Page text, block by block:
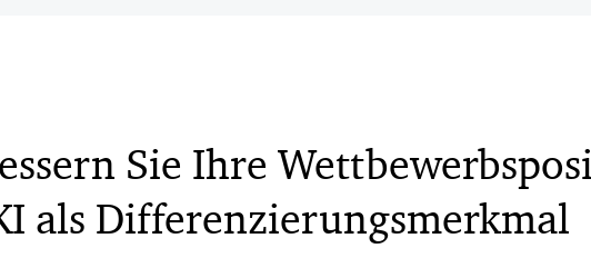
Sie Ihre
als Differenzierungsmerkmal